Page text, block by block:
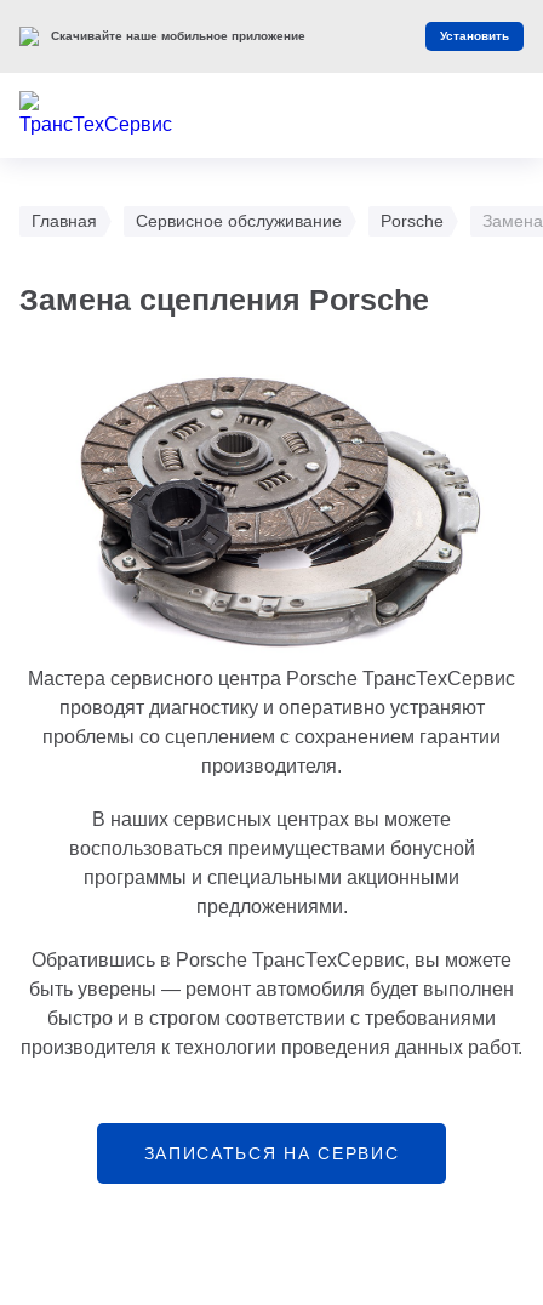
Главная Сервисное обслуживание Porsche
Замена сцепления Porsche
Мастера сервисного центра Porsche ТрансТехСервис
проводят диагностику и оперативно устраняют
проблемы со сцеплением с сохранением гарантии
производителя.
В наших сервисных центрах вы можете
воспользоваться преимуществами бонусной
программы и специальными акционными
предложениями.
Обратившись в Porsche ТрансТехСервис, вы можете
быть уверены — ремонт автомобиля будет выполнен
быстро и в строгом соответствии с требованиями
производителя к технологии проведения данных работ.
ЗАПИСАТЬСЯ НА СЕРВИС
Скачивайте наше мобильное приложение Установить